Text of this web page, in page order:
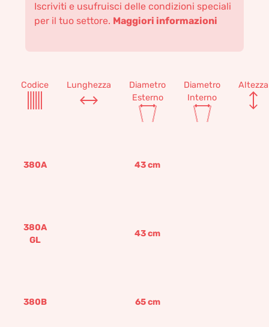
Iscriviti e usufruisci delle condizioni speciali
per il tuo settore. Maggiori informazioni
Codice Lunghezza
Diametro
Esterno
Diametro
Interno
Altezza
380A 43cm
380A
GL
43cm
380B 65cm